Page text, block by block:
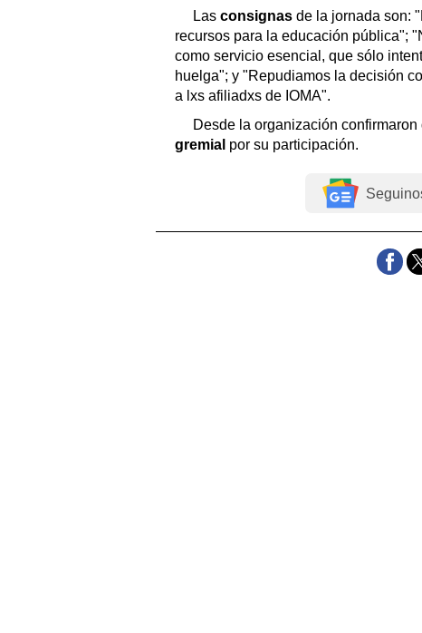
Las consignas de la jornada son:
recursos para la educación pública";
como servicio esencial, que sólo
huelga"; y "Repudiamos la decisión
a lxs afiliadxs de IOMA".
Desde la organización
gremial por su participación.